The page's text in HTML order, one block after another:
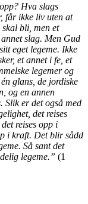
Hva slags
får ikke liv uten at
skal bli, men et
slag. Men Gud
eget legeme. Ikke
et annet i fe, et
legemer og
glans, de jordiske
og en annen
Slik er det også med
det reises
reises opp i
i kraft. Det blir sådd
Så sant det
legeme.” (1